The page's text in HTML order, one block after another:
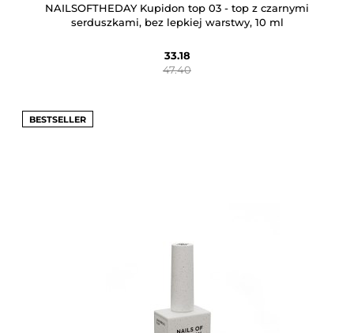
NAILSOFTHEDAY Kupidon top 03 - top z czarnymi
serduszkami, bez lepkiej warstwy, 10 ml
33.18
47.40
BESTSELLER